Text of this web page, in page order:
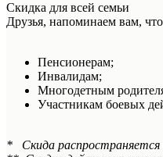
Скидка для всей семьи
Друзья, напоминаем вам,
Пенсионерам;
Инвалидам;
Многодетным
Участникам боевых
* Скида распространяется